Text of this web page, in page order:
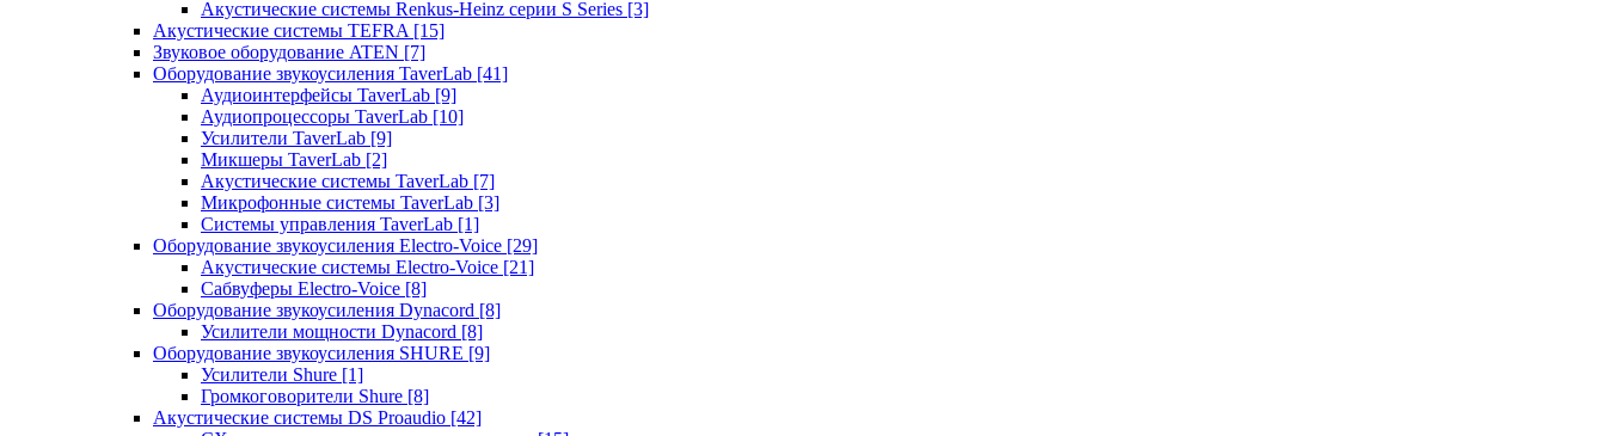
Акустические системы Renkus-Heinz серии S Series [3]
Акустические системы TEFRA [15]
Звуковое оборудование ATEN [7]
Оборудование звукоусиления TaverLab [41]
Аудиоинтерфейсы TaverLab [9]
Аудиопроцессоры TaverLab [10]
Усилители TaverLab [9]
Микшеры TaverLab [2]
Акустические системы TaverLab [7]
Микрофонные системы TaverLab [3]
Системы управления TaverLab [1]
Оборудование звукоусиления Electro-Voice [29]
Акустические системы Electro-Voice [21]
Сабвуферы Electro-Voice [8]
Оборудование звукоусиления Dynacord [8]
Усилители мощности Dynacord [8]
Оборудование звукоусиления SHURE [9]
Усилители Shure [1]
Громкоговорители Shure [8]
Акустические системы DS Proaudio [42]